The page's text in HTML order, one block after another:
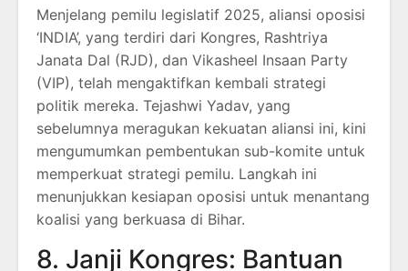
Menjelang pemilu legislatif 2025, aliansi oposisi
‘INDIA’, yang terdiri dari Kongres, Rashtriya
Janata Dal (RJD), dan Vikasheel Insaan Party
(VIP), telah mengaktifkan kembali strategi
politik mereka. Tejashwi Yadav, yang
sebelumnya meragukan kekuatan aliansi ini, kini
mengumumkan pembentukan sub-komite untuk
memperkuat strategi pemilu. Langkah ini
menunjukkan kesiapan oposisi untuk menantang
koalisi yang berkuasa di Bihar.
8. Janji Kongres: Bantuan